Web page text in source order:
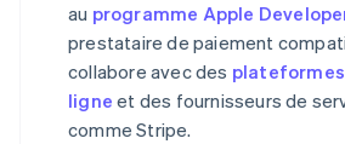
au programme Apple
prestataire de paiement
collabore avec des
ligne et des fournisseurs de
comme Stripe.